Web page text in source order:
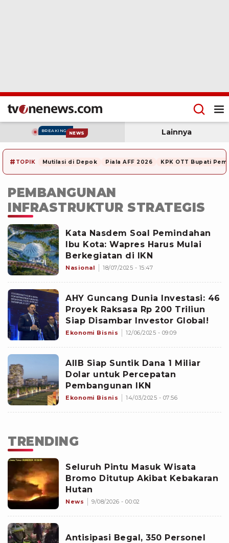
BREAKING NEWS Lainnya
# TOPIK Mutilasi di Depok Piala AFF 2026 KPK OTT Bupati
PEMBANGUNAN
INFRASTRUKTUR STRATEGIS
Kata Nasdem Soal Pemindahan
Ibu Kota: Wapres Harus Mulai
Berkegiatan di IKN
Nasional 18/07/2025 - 15:47
AHY Guncang Dunia Investasi: 46
Proyek Raksasa Rp 200 Triliun
Siap Disambar Investor Global!
Ekonomi Bisnis 12/06/2025 - 09:09
AIIB Siap Suntik Dana 1 Miliar
Dolar untuk Percepatan
Pembangunan IKN
Ekonomi Bisnis 14/03/2025 - 07:56
TRENDING
Seluruh Pintu Masuk Wisata
Bromo Ditutup Akibat Kebakaran
Hutan
News 9/08/2026 - 00:02
Antisipasi Begal, 350 Personel